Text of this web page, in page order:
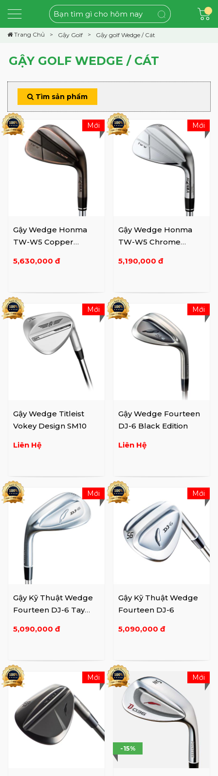
Trang Chủ Gậy Golf Gậy golf Wedge / Cát
GẬY GOLF WEDGE / CÁT
Tìm sản phẩm
Gậy Wedge Honma
TW-W5 Copper
5,630,000 đ
Mới
Gậy Wedge Honma
TW-W5 Chrome
5,190,000 đ
Mới
Gậy Wedge Titleist
Vokey Design SM10
Liên Hệ
Mới
Gậy Wedge Fourteen
DJ-6 Black Edition
Liên Hệ
Mới
Gậy Kỹ Thuật Wedge
Fourteen DJ-6 Tay
5,090,000 đ
Mới
Gậy Kỹ Thuật Wedge
Fourteen DJ-6
5,090,000 đ
Mới
Mới
-15%
Mới